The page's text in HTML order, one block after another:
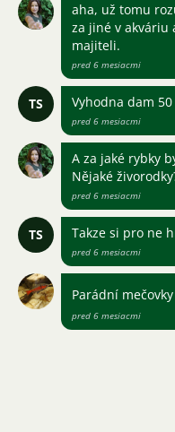
aha, už tomu
za jiné v akváriu
majiteli.
pred 6 mesiacmi
TS Vyhodna dam
pred 6 mesiacmi
A za jaké rybky
Nějaké
pred 6 mesiacmi
TS Takze si pro ne
pred 6 mesiacmi
Parádní mečovky
pred 6 mesiacmi